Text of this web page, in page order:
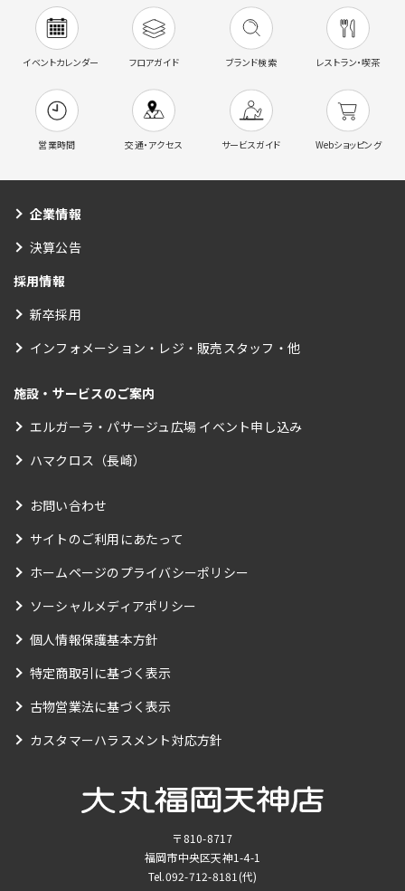
イベントカレンダー フロアガイド ブランド検索 レストラン・喫茶
営業時間 交通・アクセス サービスガイド Webショッピング
企業情報
決算公告
採用情報
新卒採用
インフォメーション・レジ・販売スタッフ・他
施設・サービスのご案内
エルガーラ・パサージュ広場 イベント申し込み
ハマクロス（長崎）
お問い合わせ
サイトのご利用にあたって
ホームページのプライバシーポリシー
ソーシャルメディアポリシー
個人情報保護基本方針
特定商取引に基づく表示
古物営業法に基づく表示
カスタマーハラスメント対応方針
〒810-8717
福岡市中央区天神1-4-1
Tel.092-712-8181 (代)